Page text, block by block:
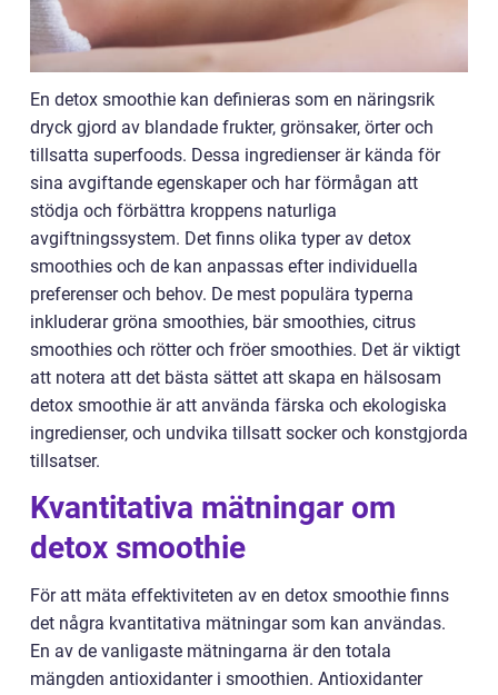
En detox smoothie kan definieras som en näringsrik
dryck gjord av blandade frukter, grönsaker, örter och
tillsatta superfoods. Dessa ingredienser är kända för
sina avgiftande egenskaper och har förmågan att
stödja och förbättra kroppens naturliga
avgiftningssystem. Det finns olika typer av detox
smoothies och de kan anpassas efter individuella
preferenser och behov. De mest populära typerna
inkluderar gröna smoothies, bär smoothies, citrus
smoothies och rötter och fröer smoothies. Det är viktigt
att notera att det bästa sättet att skapa en hälsosam
detox smoothie är att använda färska och ekologiska
ingredienser, och undvika tillsatt socker och konstgjorda
tillsatser.
Kvantitativa mätningar om
detox smoothie
För att mäta effektiviteten av en detox smoothie finns
det några kvantitativa mätningar som kan användas.
En av de vanligaste mätningarna är den totala
mängden antioxidanter i smoothien. Antioxidanter